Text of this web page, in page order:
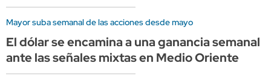
Mayor suba semanal de las acciones desde mayo
El dólar se encamina a una ganancia semanal
ante las señales mixtas en Medio Oriente